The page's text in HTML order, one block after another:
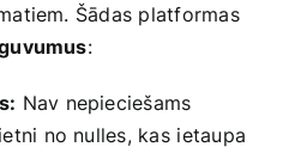
Šādas platformas
:
Nav nepieciešams
no nulles, kas⁤ ietaupa